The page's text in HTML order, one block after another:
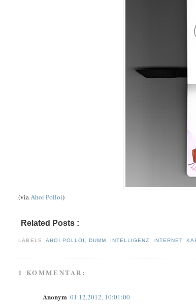
(viaAhoi Polloi)
Related Posts :
LABELS: AHOI POLLOI DUMM INTELLIGENZ INTERNET ,
1 KOMMENTAR:
Anonym 01.12.2012, 10:01:00